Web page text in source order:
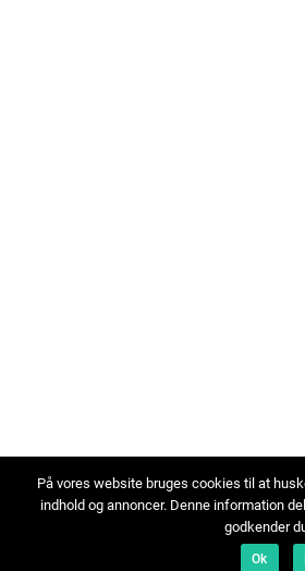
På vores website bruges cookies til at
indhold og annoncer. Denne information
godkender
Ok